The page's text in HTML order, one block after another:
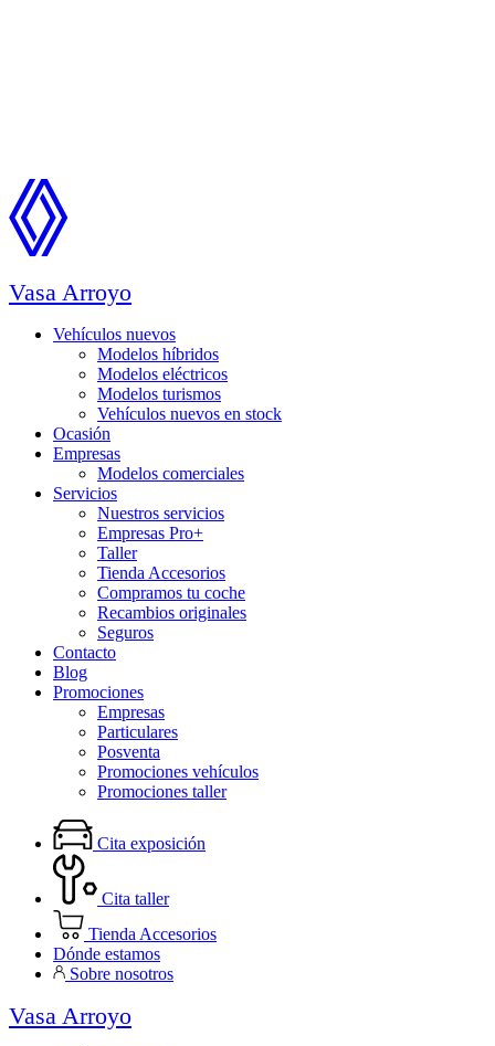
Vasa Arroyo
Vehículos nuevos
Modelos híbridos
Modelos eléctricos
Modelos turismos
Vehículos nuevos en stock
Ocasión
Empresas
Modelos comerciales
Servicios
Nuestros servicios
Empresas Pro+
Taller
Tienda Accesorios
Compramos tu coche
Recambios originales
Seguros
Contacto
Blog
Promociones
Empresas
Particulares
Posventa
Promociones vehículos
Promociones taller
Cita exposición
Cita taller
Tienda Accesorios
Dónde estamos
Sobre nosotros
Vasa Arroyo